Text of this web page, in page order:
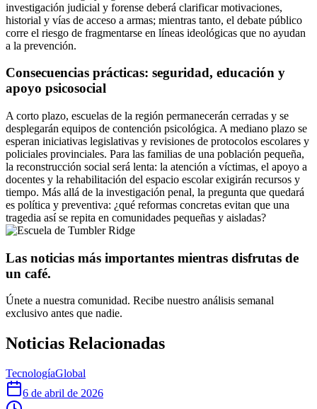
investigación judicial y forense deberá clarificar motivaciones,
historial y vías de acceso a armas; mientras tanto, el debate público
corre el riesgo de fragmentarse en líneas ideológicas que no ayudan
a la prevención.
Consecuencias prácticas: seguridad, educación y
apoyo psicosocial
A corto plazo, escuelas de la región permanecerán cerradas y se
desplegarán equipos de contención psicológica. A mediano plazo se
esperan iniciativas legislativas y revisiones de protocolos escolares y
policiales provinciales. Para las familias de una población pequeña,
la reconstrucción social será lenta: la atención a víctimas, el apoyo a
docentes y la rehabilitación del espacio escolar exigirán recursos y
tiempo. Más allá de la investigación penal, la pregunta que quedará
es política y preventiva: ¿qué reformas concretas evitan que una
tragedia así se repita en comunidades pequeñas y aisladas?
Las noticias más importantes mientras disfrutas de
un café.
Únete a nuestra comunidad. Recibe nuestro análisis semanal
exclusivo antes que nadie.
Noticias Relacionadas
TecnologíaGlobal
6 de abril de 2026